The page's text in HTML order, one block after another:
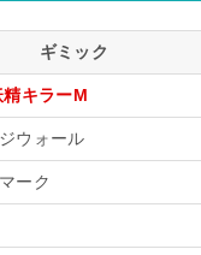
ギミック
精キラーM
ウォール
ーク